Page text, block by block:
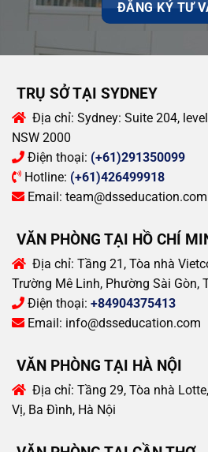
ĐĂNG KÝ TƯ
TRỤ SỞ TẠI SYDNEY
Địa chỉ: Sydney: Suite 204,
NSW 2000
Điện thoại: (+61)291350099
Hotline: (+61)426499918
Email: team@dsseducation.com
VĂN PHÒNG TẠI HỒ CHÍ
Địa chỉ: Tầng 21, Tòa nhà
Trường Mê Linh, Phường Sài Gòn,
Điện thoại: +84904375413
Email: info@dsseducation.com
VĂN PHÒNG TẠI HÀ NỘI
Địa chỉ: Tầng 29, Tòa nhà
Vị, Ba Đình, Hà Nội